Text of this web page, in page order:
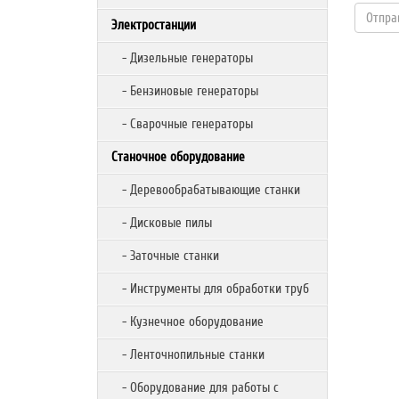
Электростанции
- Дизельные генераторы
- Бензиновые генераторы
- Сварочные генераторы
Станочное оборудование
- Деревообрабатывающие станки
- Дисковые пилы
- Заточные станки
- Инструменты для обработки труб
- Кузнечное оборудование
- Ленточнопильные станки
- Оборудование для работы с